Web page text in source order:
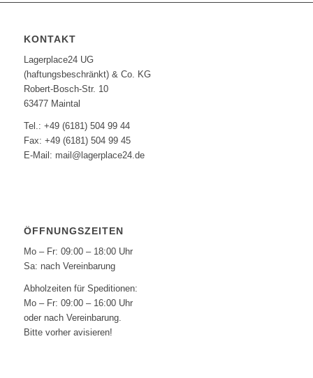
KONTAKT
Lagerplace24 UG
(haftungsbeschränkt) & Co. KG
Robert-Bosch-Str. 10
63477 Maintal
Tel.: +49 (6181) 504 99 44
Fax: +49 (6181) 504 99 45
E-Mail: mail@lagerplace24.de
ÖFFNUNGSZEITEN
Mo – Fr: 09:00 – 18:00 Uhr
Sa: nach Vereinbarung
Abholzeiten für Speditionen:
Mo – Fr: 09:00 – 16:00 Uhr
oder nach Vereinbarung.
Bitte vorher avisieren!